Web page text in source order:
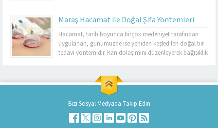
arayanlar için Dr. Cuma Sabun Muayenehanesi,
uzmanlığı ve resmi izinli olmasıyla öne çıkmaktadır.
Burada yapılan sülük uygulamaları, hem...
Maraş Hacamat ile Doğal Şifa Yöntemleri
Hacamat, tarih boyunca birçok medeniyet tarafından
uygulanan, günümüzde ise yeniden keşfedilen doğal bir
tedavi yöntemidir. Kan dolaşımını düzenleyerek bağışıklık
çıkmaktadır. Hacamat sayesinde vücuttan kirli kan
uzaklaştırılır, hücreler yenilenir ve enerji artışı sağlanır. Bu
yöntem, baş ağrılarından yorgunluğa, stres kaynaklı
kas...Bizi Sosyal Medyada Takip Edin
Kahramanmaraş Hacamat